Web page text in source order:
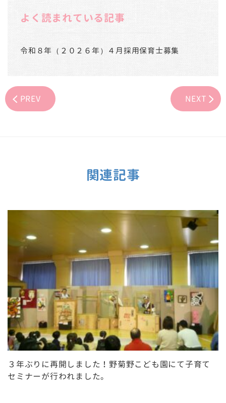
よく読まれている記事
令和８年（２０２６年）４月採用保育士募集
PREV NEXT
関連記事
３年ぶりに再開しました！野菊野こども園にて子育て
セミナーが行われました。